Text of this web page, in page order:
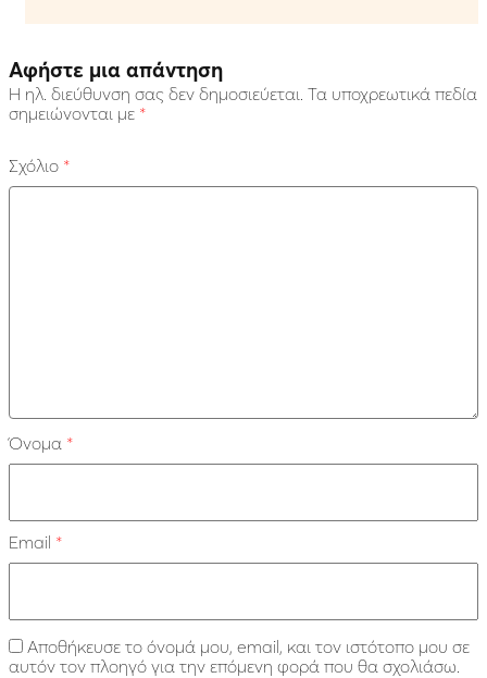
Αφήστε μια απάντηση
Η ηλ. διεύθυνση σας δεν δημοσιεύεται. Τα υποχρεωτικά πεδία
σημειώνονται με *
Σχόλιο *
Όνομα *
Email *
Αποθήκευσε το όνομά μου, email, και τον ιστότοπο μου σε
αυτόν τον πλοηγό για την επόμενη φορά που θα σχολιάσω.